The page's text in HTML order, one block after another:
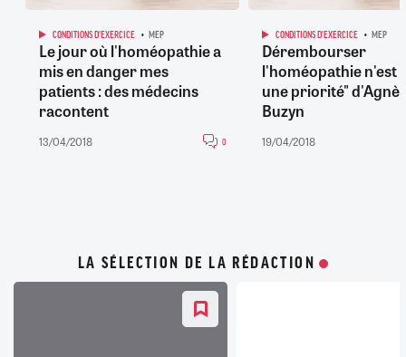
CONDITIONS D'EXERCICE MEP
Le jour où l'homéopathie a
mis en danger mes
patients : des médecins
racontent
13/04/2018 0
CONDITIONS D'EXERCICE MEP
Dérembourser
l'homéopathie n'est
une priorité" d'Agnès
Buzyn
19/04/2018
LA SÉLECTION DE LA RÉDACTION